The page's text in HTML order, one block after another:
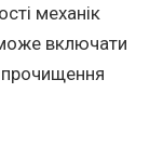
механік
включати
прочищення